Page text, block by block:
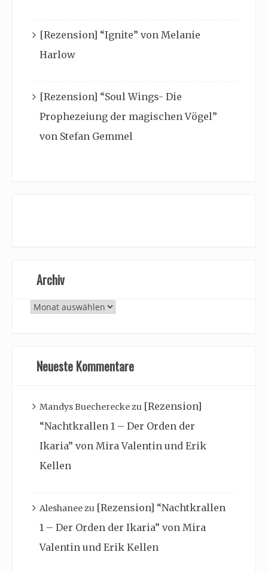
[Rezension] “Ignite” von Melanie
Harlow
[Rezension] “Soul Wings- Die
Prophezeiung der magischen Vögel”
von Stefan Gemmel
Archiv
Archiv
Neueste Kommentare
Mandys Buechereckezu [Rezension]
“Nachtkrallen 1 – Der Orden der
Ikaria” von Mira Valentin und Erik
Kellen
Aleshaneezu [Rezension] “Nachtkrallen
1 – Der Orden der Ikaria” von Mira
Valentin und Erik Kellen